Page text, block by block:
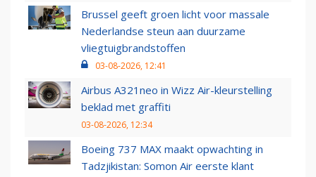
Brussel geeft groen licht voor massale
Nederlandse steun aan duurzame
vliegtuigbrandstoffen
03-08-2026, 12:41
Airbus A321neo in Wizz Air-kleurstelling
beklad met graffiti
03-08-2026, 12:34
Boeing 737 MAX maakt opwachting in
Tadzjikistan: Somon Air eerste klant